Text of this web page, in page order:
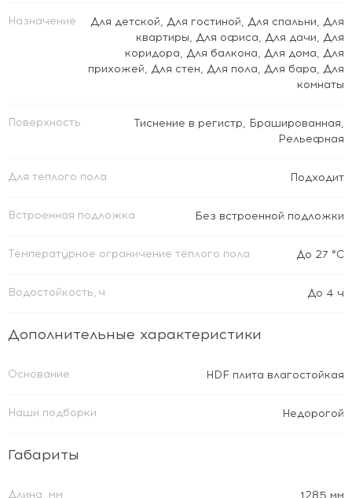
Назначение Для детской, Для гостиной, Для спальни, Для
квартиры, Для офиса, Для дачи, Для
коридора, Для балкона, Для дома, Для
прихожей, Для стен, Для пола, Для бара, Для
комнаты
Поверхность Тиснение в регистр, Брашированная,
Рельефная
Для теплого пола Подходит
Встроенная подложка Без встроенной подложки
Температурное ограничение тёплого пола До 27 °C
Водостойкость, ч До 4 ч
Дополнительные характеристики
Основание HDF плита влагостойкая
Наши подборки Недорогой
Габариты
Длина, мм 1285 мм